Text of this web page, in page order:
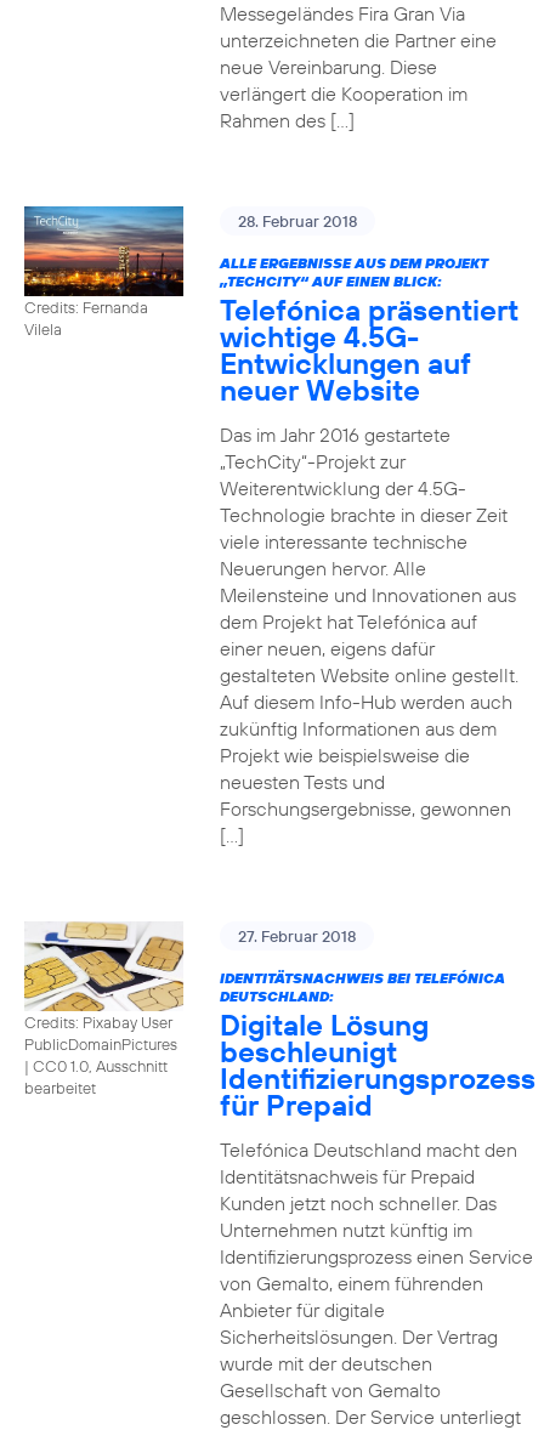
Messegeländes Fira Gran Via
unterzeichneten die Partner eine
neue Vereinbarung. Diese
verlängert die Kooperation im
Rahmen des […]
Credits: Fernanda
Vilela
28. Februar 2018
ALLE ERGEBNISSE AUS DEM PROJEKT
„TECHCITY“ AUF EINEN BLICK:
Telefónica präsentiert
wichtige 4.5G-
Entwicklungen auf
neuer Website
Das im Jahr 2016 gestartete
„TechCity“-Projekt zur
Weiterentwicklung der 4.5G-
Technologie brachte in dieser Zeit
viele interessante technische
Neuerungen hervor. Alle
Meilensteine und Innovationen aus
dem Projekt hat Telefónica auf
einer neuen, eigens dafür
gestalteten Website online gestellt.
Auf diesem Info-Hub werden auch
zukünftig Informationen aus dem
Projekt wie beispielsweise die
neuesten Tests und
Forschungsergebnisse, gewonnen
[…]
Credits: Pixabay User
PublicDomainPictures
| CC0 1.0, Ausschnitt
bearbeitet
27. Februar 2018
IDENTITÄTSNACHWEIS BEI TELEFÓNICA
DEUTSCHLAND:
Digitale Lösung
beschleunigt
Identifizierungsprozess
für Prepaid
Telefónica Deutschland macht den
Identitätsnachweis für Prepaid
Kunden jetzt noch schneller. Das
Unternehmen nutzt künftig im
Identifizierungsprozess einen Service
von Gemalto, einem führenden
Anbieter für digitale
Sicherheitslösungen. Der Vertrag
wurde mit der deutschen
Gesellschaft von Gemalto
geschlossen. Der Service unterliegt